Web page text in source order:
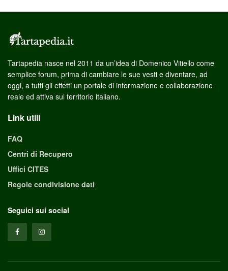
Tartapedia nasce nel 2011 da un’idea di Domenico Vitiello come
semplice forum, prima di cambiare le sue vesti e diventare, ad
oggi, a tutti gli effetti un portale di informazione e collaborazione
reale ed attiva sul territorio italiano.
Link utili
FAQ
Centri di Recupero
Uffici CITES
Regole condivisione dati
Seguici sui social